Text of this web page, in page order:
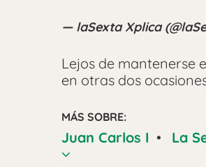
— laSexta Xplica
Lejos de mantenerse
en otras dos
MÁS SOBRE:
Juan Carlos I • La